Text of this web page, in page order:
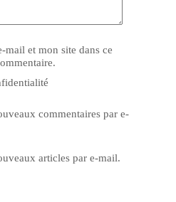
mail et mon site dans ce
commentaires par e-
articles par e-mail.